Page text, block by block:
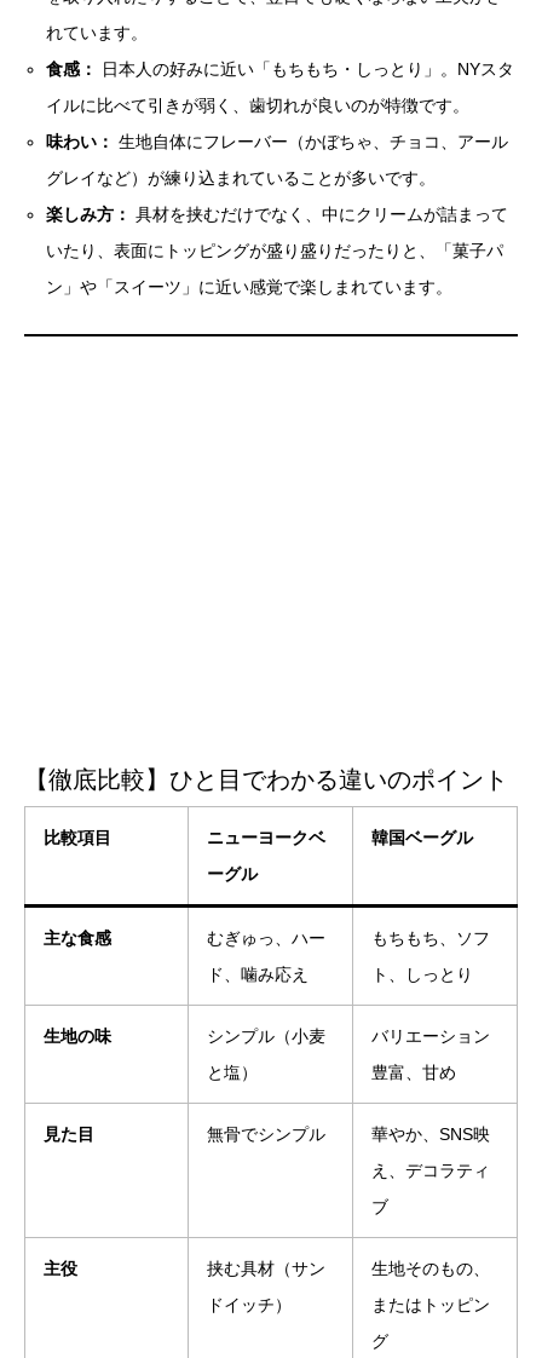
れています。
食感：
日本人の好みに近い「もちもち・しっとり」。NYスタ
イルに比べて引きが弱く、歯切れが良いのが特徴です。
味わい： 生地自体にフレーバー（かぼちゃ、チョコ、アール
グレイなど）が練り込まれていることが多いです。
楽しみ方： 具材を挟むだけでなく、中にクリームが詰まって
いたり、表面にトッピングが盛り盛りだったりと、「菓子パ
ン」や「スイーツ」に近い感覚で楽しまれています。
【徹底比較】ひと目でわかる違いのポイント
比較項目
ニューヨークベ
ーグル
韓国ベーグル
主な食感
むぎゅっ、ハー
ド、噛み応え
もちもち、ソフ
ト、しっとり
生地の味
シンプル（小麦
と塩）
バリエーション
豊富、甘め
見た目 無骨でシンプル
華やか、SNS映
え、デコラティ
ブ
主役
挟む具材（サン
ドイッチ）
生地そのもの、
またはトッピン
グ